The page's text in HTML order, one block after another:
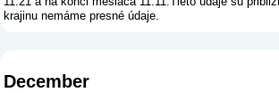
krajinu nemáme presné údaje.
December